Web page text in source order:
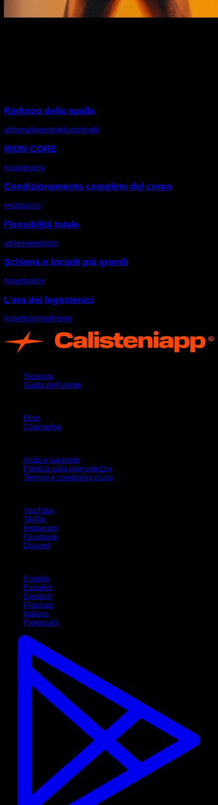
Rinforzo della spalla
atHomehypertrophystrength
IRON CORE
hypertrophy
Condizionamento completo del corpo
endurance
Flessibilità totale
atHomemobility
Schiena e bicipiti più grandi
hypertrophy
L'era dei legostenici
hypertrophyatHome
Sessioni
Guida dell'utente
Blog
Changelog
Aiuto e supporto
Politica sulla riservatezza
Termini e condizioni d'uso
YouTube
TikTok
Instagram
Facebook
Discord
English
Español
Deutsch
Français
Italiano
Português